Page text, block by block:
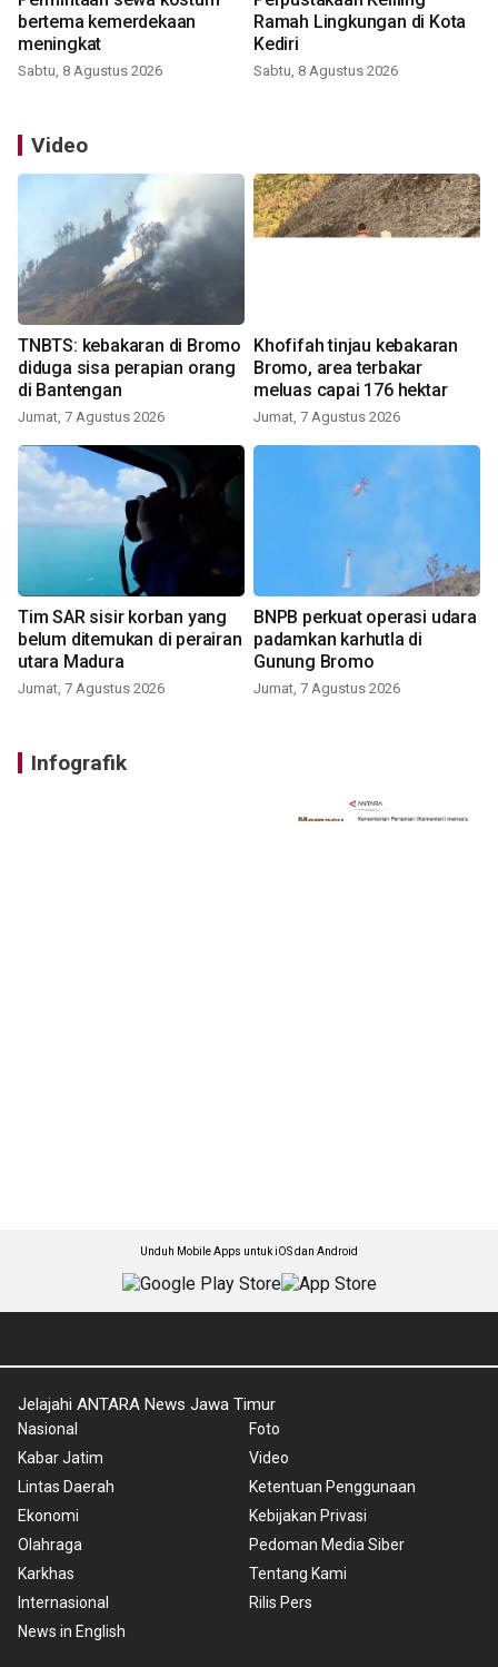
bertema kemerdekaan
meningkat
Sabtu, 8 Agustus 2026
Ramah Lingkungan di Kota
Kediri
Sabtu, 8 Agustus 2026
Video
TNBTS: kebakaran di Bromo
diduga sisa perapian orang
di Bantengan
Jumat, 7 Agustus 2026
Khofifah tinjau kebakaran
Bromo, area terbakar
meluas capai 176 hektar
Jumat, 7 Agustus 2026
Tim SAR sisir korban yang
belum ditemukan di perairan
utara Madura
Jumat, 7 Agustus 2026
BNPB perkuat operasi udara
padamkan karhutla di
Gunung Bromo
Jumat, 7 Agustus 2026
Infografik
Unduh Mobile Apps untuk iOS dan Android
Jelajahi ANTARA News Jawa Timur
Nasional
Kabar Jatim
Lintas Daerah
Ekonomi
Olahraga
Karkhas
Internasional
News in English
Foto
Video
Ketentuan Penggunaan
Kebijakan Privasi
Pedoman Media Siber
Tentang Kami
Rilis Pers